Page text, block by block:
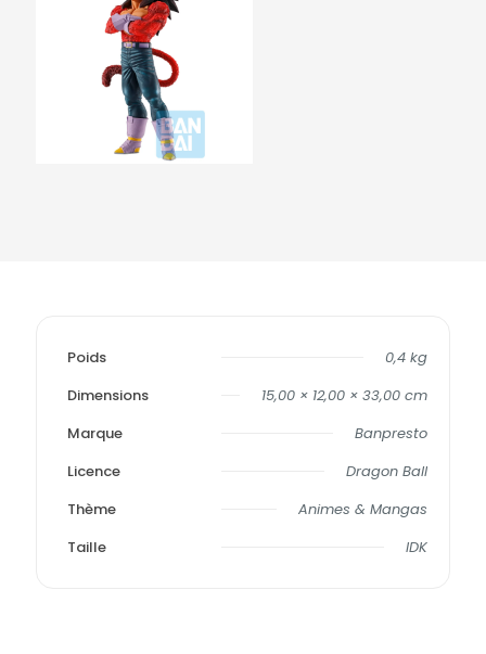
Poids
0,4 kg
Dimensions
15,00 × 12,00 × 33,00 cm
Marque
Banpresto
Licence
Dragon Ball
Thème
Animes & Mangas
Taille
IDK